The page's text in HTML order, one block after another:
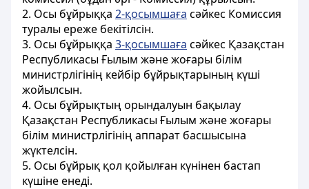
2. Осы бұйрыққа 2-қосымшаға сәйкес Комиссия
туралы ереже бекітілсін.
3. Осы бұйрыққа 3-қосымшаға сәйкес Қазақстан
Республикасы Ғылым және жоғары білім
министрлігінің кейбір бұйрықтарының күші
жойылсын.
4. Осы бұйрықтың орындалуын бақылау
Қазақстан Республикасы Ғылым және жоғары
білім министрлігінің аппарат басшысына
жүктелсін.
5. Осы бұйрық қол қойылған күнінен бастап
күшіне енеді.